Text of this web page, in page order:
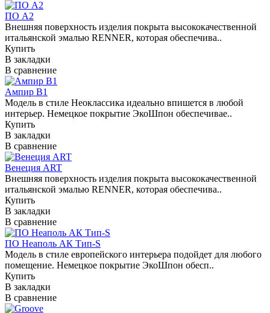
ПО А2
Внешняя поверхность изделия покрыта высококачественной
итальянской эмалью RENNER, которая обеспечива..
Купить
В закладки
В сравнение
Ампир В1
Модель в стиле Неоклассика идеально впишется в любой
интерьер. Немецкое покрытие ЭкоШпон обеспечивае..
Купить
В закладки
В сравнение
Венеция ART
Внешняя поверхность изделия покрыта высококачественной
итальянской эмалью RENNER, которая обеспечива..
Купить
В закладки
В сравнение
ПО Неаполь АК Тип-S
Модель в стиле европейского интерьера подойдет для любого
помещение. Немецкое покрытие ЭкоШпон обесп..
Купить
В закладки
В сравнение